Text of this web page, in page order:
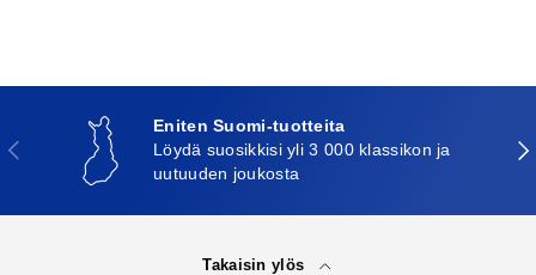
Edellinen
Eniten Suomi-tuotteita
Löydä suosikkisi yli 3 000 klassikon ja
uutuuden joukosta
Takaisin ylös